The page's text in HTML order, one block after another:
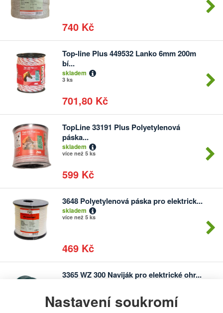
Nastavení soukromí
740 Kč
Top-line Plus 449532 Lanko 6mm 200m
bí...
skladem
3 ks
701,80 Kč
Počet
TopLine 33191 Plus Polyetylenová
páska...
skladem
více než 5 ks
599 Kč
Počet
3648 Polyetylenová páska pro elektrick...
skladem
více než 5 ks
469 Kč
Počet
kusů
3365 WZ 300 Naviják pro elektrické ohr...
Počet